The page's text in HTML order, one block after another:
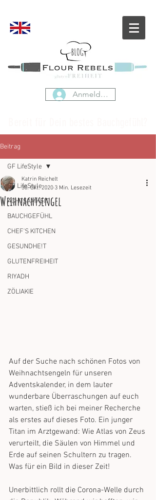
BLOG
Anmelden
Beitrag
GF LifeStyle
ACHTSAMKEIT
BAUCHGEFÜHL
CHEF'S KITCHEN
GESUNDHE!T
GLUTENFREIHEIT
RIYADH
ZÖLIAKIE
GF LifeStyle
Weihnachtsengel
Katrin Reichelt
30. Okt. 2020 3 Min. Lesezeit
Auf der Suche nach schönen Fotos von
Weihnachtsengeln für unseren
Adventskalender, in dem lauter
wunderbare Überraschungen auf euch
warten, stieß ich bei meiner Recherche
als erstes auf dieses Foto. Ein junger
Titan im Arztgewand: Wie Atlas von Zeus
verurteilt, die Säulen von Himmel und
Erde auf seinen Schultern zu tragen.
Was für ein Bild in dieser Zeit!
Unerbittlich rollt die Corona-Welle durch